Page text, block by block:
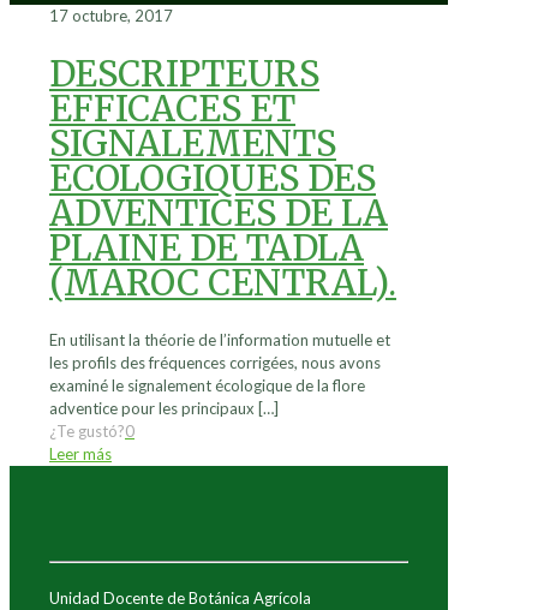
17 octubre, 2017
DESCRIPTEURS
EFFICACES ET
SIGNALEMENTS
ECOLOGIQUES DES
ADVENTICES DE LA
PLAINE DE TADLA
(MAROC CENTRAL).
En utilisant la théorie de l’information mutuelle et
les profils des fréquences corrigées, nous avons
examiné le signalement écologique de la flore
adventice pour les principaux […]
¿Te gustó?0
Leer más
Unidad Docente de Botánica Agrícola